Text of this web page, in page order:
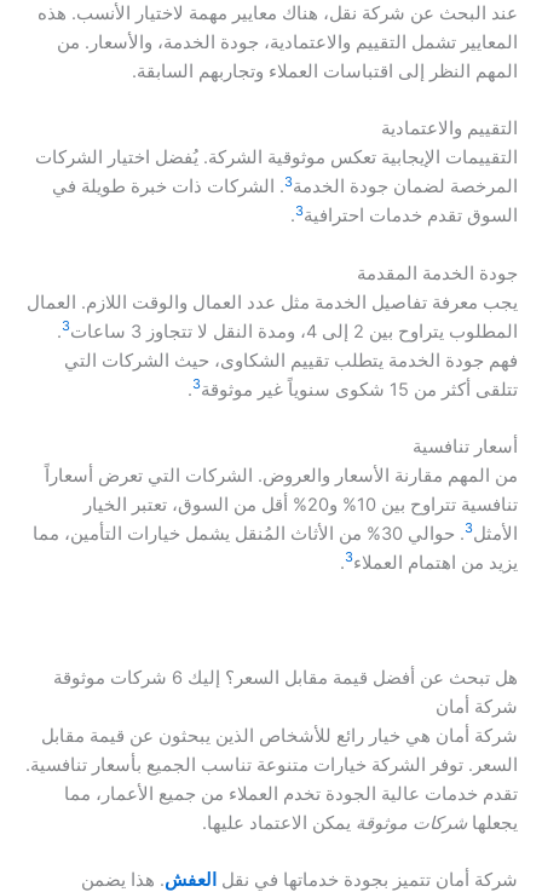
عند البحث عن شركة نقل، هناك معايير مهمة لاختيار الأنسب. هذه
المعايير تشمل التقييم والاعتمادية، جودة الخدمة، والأسعار. من
المهم النظر إلى اقتباسات العملاء وتجاربهم السابقة.
التقييم والاعتمادية
التقييمات الإيجابية تعكس موثوقية الشركة. يُفضل اختيار الشركات
المرخصة لضمان جودة الخدمة3. الشركات ذات خبرة طويلة في
السوق تقدم خدمات احترافية3
.
جودة الخدمة المقدمة
يجب معرفة تفاصيل الخدمة مثل عدد العمال والوقت اللازم. العمال
المطلوب يتراوح بين 2 إلى 4، ومدة النقل لا تتجاوز 3 ساعات
3
.
فهم جودة الخدمة يتطلب تقييم الشكاوى، حيث الشركات التي
تتلقى أكثر من 15 شكوى سنوياً غير موثوقة
3
.
أسعار تنافسية
من المهم مقارنة الأسعار والعروض. الشركات التي تعرض أسعاراً
تنافسية تتراوح بين 10% و20% أقل من السوق، تعتبر الخيار
الأمثل3
. حوالي 30% من الأثاث المُنقل يشمل خيارات التأمين، مما
يزيد من اهتمام العملاء3
.
هل تبحث عن أفضل قيمة مقابل السعر؟ إليك 6 شركات موثوقة
شركة أمان
شركة أمان هي خيار رائع للأشخاص الذين يبحثون عن قيمة مقابل
السعر. توفر الشركة خيارات متنوعة تناسب الجميع بأسعار تنافسية.
تقدم خدمات عالية الجودة تخدم العملاء من جميع الأعمار، مما
يجعلها شركات موثوقة يمكن الاعتماد عليها.
شركة أمان تتميز بجودة خدماتها في نقل العفش. هذا يضمن